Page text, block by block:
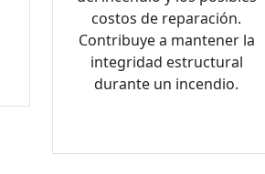
costos de reparación.
Contribuye a mantener la
integridad estructural
durante un incendio.